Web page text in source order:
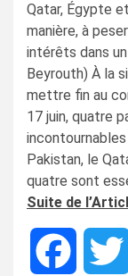
Qatar, Égypte
manière, à
intérêts dans
Beyrouth) À la
mettre fin au
17 juin, quatre
Pakistan, le
quatre sont
Suite de